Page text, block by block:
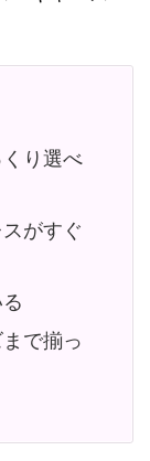
り選べ
がすぐ
で揃っ